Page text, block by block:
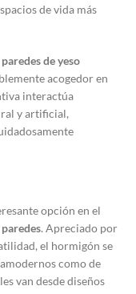
de vida más
paredes de yeso
acogedor en
interactúa
y artificial,
opción en el
. Apreciado por
el hormigón se
como de
van desde diseños